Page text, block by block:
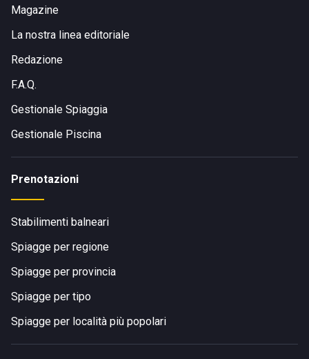
Magazine
La nostra linea editoriale
Redazione
F.A.Q.
Gestionale Spiaggia
Gestionale Piscina
Prenotazioni
Stabilimenti balneari
Spiagge per regione
Spiagge per provincia
Spiagge per tipo
Spiagge per località più popolari